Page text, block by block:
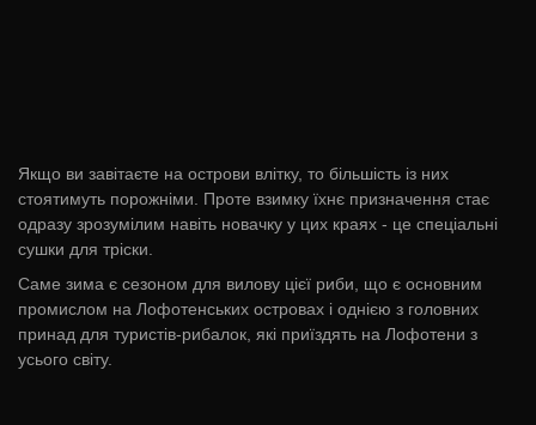
Якщо ви завітаєте на острови влітку, то більшість із них
стоятимуть порожніми. Проте взимку їхнє призначення стає
одразу зрозумілим навіть новачку у цих краях - це спеціальні
сушки для тріски.
Саме зима є сезоном для вилову цієї риби, що є основним
промислом на Лофотенських островах і однією з головних
принад для туристів-рибалок, які приїздять на Лофотени з
усього світу.